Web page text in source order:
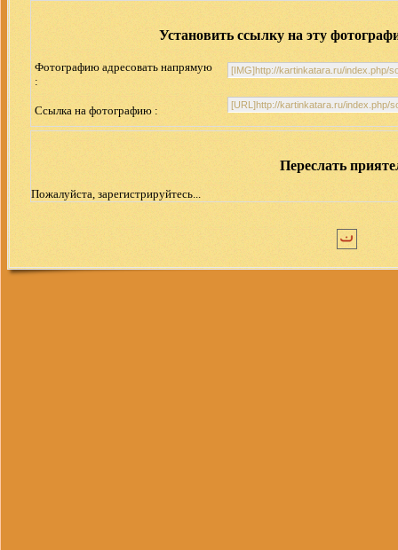
Установить ссылку на эту
Фотографию адресовать напрямую
:
Ссылка на фотографию :
Переслать
Пожалуйста, зарегистрируйтесь...